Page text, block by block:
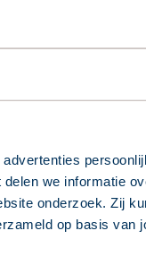
we informatie
onderzoek. Zij
op basis van
we
voor
elkaar